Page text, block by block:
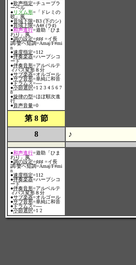
●歌声指定=チューブラ
ーベル
● リズム形=「ドレミの
歌」風
●音域下限=B3 (下のシ)
●音域上限=A4# (ラ♯)
●和声進行=遊助「ひま
わり」風
●調の設定=♯♯♯ =イ長
調/嬰ヘ短調=Amaj/F#mi
n
●速度指定=112
●伴奏楽器=ハープシコ
ード
●伴奏音形=アルベルテ
ィバス変形８分
●サブ楽器=オルゴール
●サブ音形=単純に和音
●ドラムス=----
●小節選択=1 2 3 4 5 6 7
8
●旋律の型=ほぼ順次進
行
●音声音量=0
第 8 節
8
♪
●和声進行=遊助「ひま
わり」風
●調の設定=♯♯♯ =イ長
調/嬰ヘ短調=Amaj/F#mi
n
●速度指定=112
●伴奏楽器=ハープシコ
ード
●伴奏音形=アルベルテ
ィバス変形８分
●サブ楽器=オルゴール
●サブ音形=単純に和音
●ドラムス=----
●小節選択=1 2